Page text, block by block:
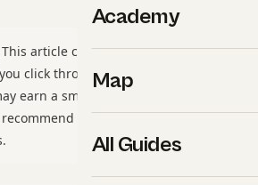
Academy
Map
All Guides
This article contains affiliate links to
click through and purchase,
earn a small commission at no extra
gear we have used or